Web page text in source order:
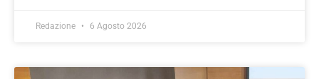
Redazione 6 Agosto 2026